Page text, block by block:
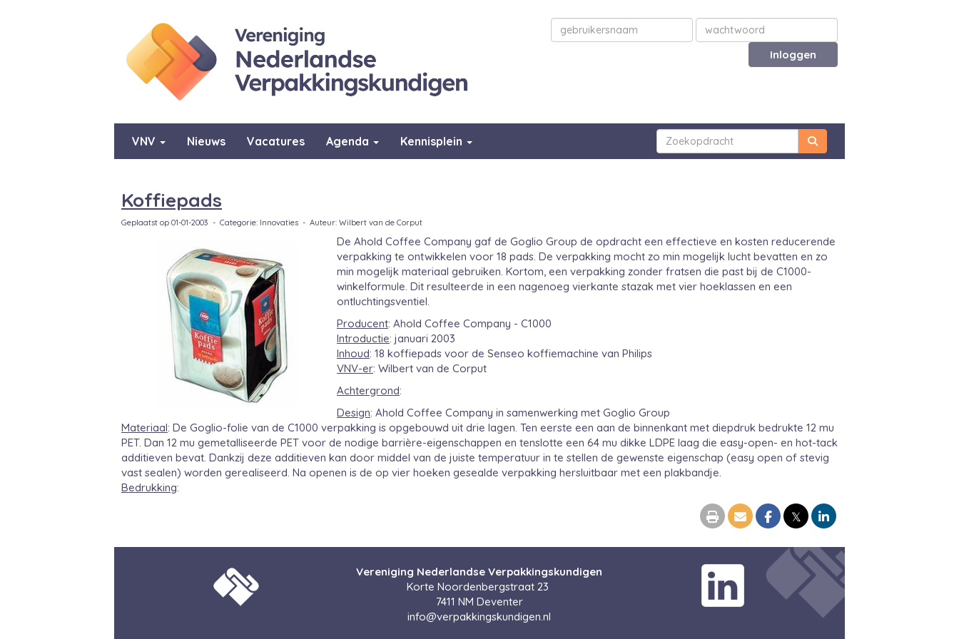
Inloggen
VNV Nieuws Vacatures Agenda Kennisplein
Koffiepads
Geplaatst op 01-01-2003 - Categorie: Innovaties - Auteur: Wilbert van de Corput
De Ahold Coffee Company gaf de Goglio Group de opdracht een effectieve en kosten reducerende
verpakking te ontwikkelen voor 18 pads. De verpakking mocht zo min mogelijk lucht bevatten en zo
min mogelijk materiaal gebruiken. Kortom, een verpakking zonder fratsen die past bij de C1000-
winkelformule. Dit resulteerde in een nagenoeg vierkante stazak met vier hoeklassen en een
ontluchtingsventiel.
Producent: Ahold Coffee Company - C1000
Introductie: januari 2003
Inhoud: 18 koffiepads voor de Senseo koffiemachine van Philips
VNV-er: Wilbert van de Corput
Achtergrond:
Design: Ahold Coffee Company in samenwerking met Goglio Group
Materiaal: De Goglio-folie van de C1000 verpakking is opgebouwd uit drie lagen. Ten eerste een aan de binnenkant met diepdruk bedrukte 12 mu
PET. Dan 12 mu gemetalliseerde PET voor de nodige barrière-eigenschappen en tenslotte een 64 mu dikke LDPE laag die easy-open- en hot-tack
additieven bevat. Dankzij deze additieven kan door middel van de juiste temperatuur in te stellen de gewenste eigenschap (easy open of stevig
vast sealen) worden gerealiseerd. Na openen is de op vier hoeken gesealde verpakking hersluitbaar met een plakbandje.
Bedrukking:
𝕏
Vereniging Nederlandse Verpakkingskundigen
Korte Noordenbergstraat 23
7411 NM Deventer
ofni@verpakkingskundigen.nl